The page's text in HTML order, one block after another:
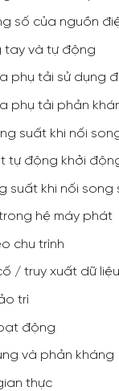
số của nguồn
tay và tự động
phụ tải sử dụng
phụ tải phản
suất khi nối
tự động khởi
suất khi nối
hệ máy phát
chu trình
/ truy xuất dữ liệu
trì
động
và phản kháng
thực